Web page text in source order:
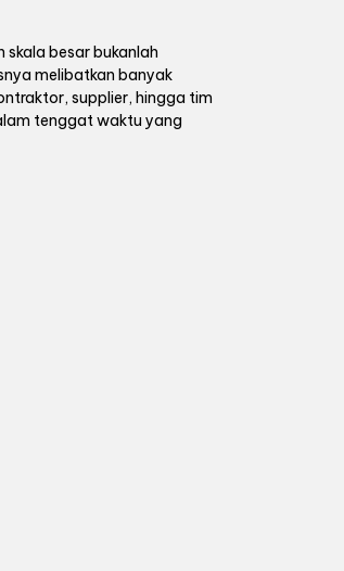
besar bukanlah
melibatkan banyak
supplier, hingga tim
tenggat waktu yang